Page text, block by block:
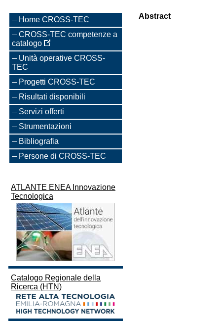
Home CROSS-TEC
CROSS-TEC competenze a
catalogo
Unità operative CROSS-
TEC
Progetti CROSS-TEC
Risultati disponibili
Servizi offerti
Strumentazioni
Bibliografia
Persone di CROSS-TEC
ATLANTE ENEA Innovazione
Tecnologica
Catalogo Regionale della
Ricerca (HTN)
Abstract